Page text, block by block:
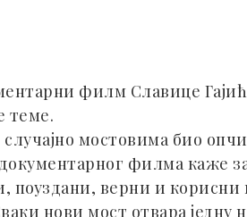
филм Славице
теме.
случајно мостовима био
филма каже
поуздани, верни и корисни
нови мост отвара једну